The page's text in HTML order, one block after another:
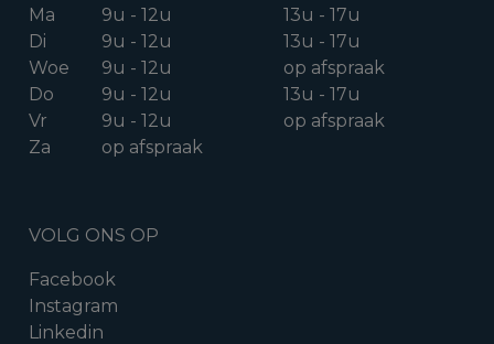
Ma 9u - 12u
13u - 17u
Di
9u - 12u
13u - 17u
Woe
9u - 12u
op afspraak
Do
9u - 12u
13u - 17u
Vr
9u - 12u
op afspraak
Za
op afspraak
VOLG ONS OP
Facebook
Instagram
Linkedin